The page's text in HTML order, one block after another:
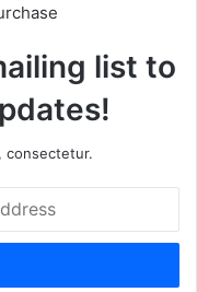
list to
consectetur.